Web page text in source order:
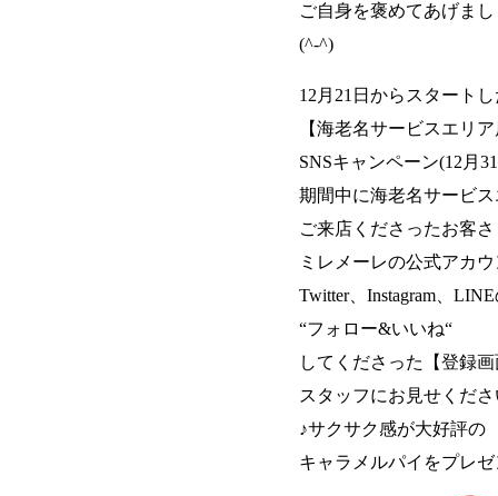
ご自身を褒めてあげま
(^-^)
12月21日からスタートし
【海老名サービスエリ
SNSキャンペーン(12月
期間中に海老名サービ
ご来店くださったお客
ミレメーレの公式アカ
Twitter、Instagram、
“フォロー&いいね“
してくださった【登録
スタッフにお見せくださ
♪サクサク感が大好評の
キャラメルパイをプレ